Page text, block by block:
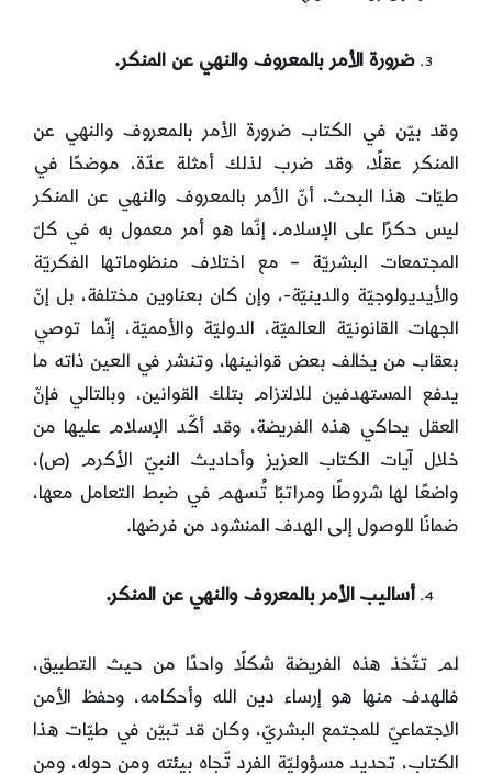
ضرورة الأمر بالمعروف والنهي عن المنكر.
وقد بيّن في الكتاب ضرورة الأمر بالمعروف والنهي عن
المنكر عقلًا، وقد ضرب لذلك أمثلة عدّة، موضحًا في
طيّات هذا البحث، أنّ الأمر بالمعروف والنهي عن المنكر
ليس حكرًا على الإسلام، إنّما هو أمر معمول به في كلّ
المجتمعات البشريّة – مع اختلاف منظوماتها الفكريّة
والأيديولوجيّة والدينيّة-، وإن كان بعناوين مختلفة، بل إنّ
الجهات القانونيّة العالميّة، الدوليّة والأمميّة، إنّما توصي
بعقاب من يخالف بعض قوانينها، وتنشر في العين ذاته ما
يدفع المستهدفين للالتزام بتلك القوانين، وبالتالي فإنّ
العقل يحاكي هذه الفريضة، وقد أكّد الإسلام عليها من
خلال آيات الكتاب العزيز وأحاديث النبيّ الأكرم (ص)،
واضعًا لها شروطًا ومراتبًا تُسهم في ضبط التعامل معها،
ضمانًا للوصول إلى الهدف المنشود من فرضها.
أساليب الأمر بالمعروف والنهي عن المنكر.
لم تتّخذ هذه الفريضة شكلًا واحدًا من حيث التطبيق،
فالهدف منها هو إرساء دين الله وأحكامه، وحفظ الأمن
الاجتماعيّ للمجتمع البشريّ، وكان قد تبيّن في طيّات هذا
الكتاب، تحديد مسؤوليّة الفرد تّجاه بيئته ومن حوله، ومن